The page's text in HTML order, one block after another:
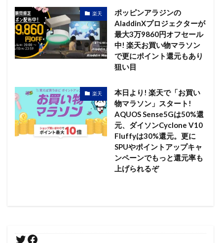
楽天
ポッピンアラジンの
AladdinXプロジェクターが
最大3万9860円オフセール
中! 楽天お買い物マラソン
で更にポイント還元もあり
狙い目
楽天
本日より! 楽天で「お買い
物マラソン」スタート!
AQUOS Sense5Gは50%還
元、ダイソンCyclone V10
Fluffyは30%還元。更に
SPUやポイントアップキャ
ンペーンでもっと還元率も
上げられるぞ